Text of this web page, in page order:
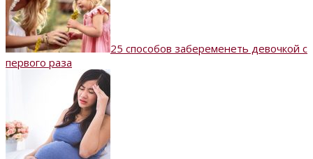
25 способов забеременеть девочкой с
первого раза